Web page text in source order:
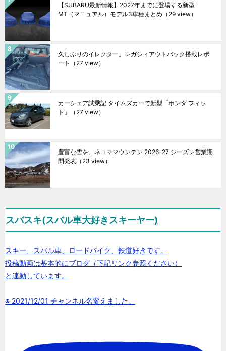
【SUBARU最新情報】2027年までに登場する新型
MT（マニュアル）モデル3車種まとめ （29 view）
久しぶりのイレクター。レガシィアウトバック搭載レポ
ート
（27 view）
カーシェア試乗記 タイムズカーで新型「ホンダ フィッ
ト」
（27 view）
豊富な雪を。ネコママウンテン 2026-27 シーズン営業期
間発表 （23 view）
スバスキ(スバル車大好きスキーヤー)
スキー、スバル車、ロードバイク、鉄道好きです。
投稿動画は基本的にブログ（下記リンク参照ください）
と連動しています。
※ 2021/12/01 チャンネル名変えました。